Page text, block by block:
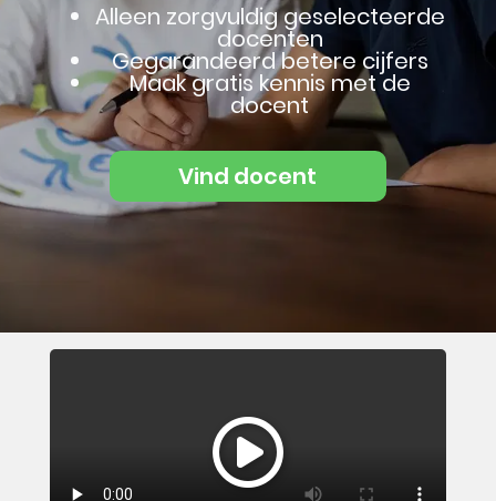
Alleen zorgvuldig geselecteerde
docenten
Gegarandeerd betere cijfers
Maak gratis kennis met de
docent
Vind docent